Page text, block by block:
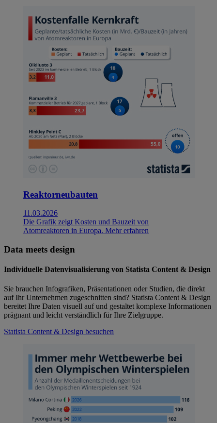
Reaktorneubauten
11.03.2026
Die Grafik zeigt Kosten und Bauzeit von
Atomreaktoren in Europa. Mehr erfahren
Data meets design
Individuelle Datenvisualisierung von Statista Content & Design
Sie brauchen Infografiken, Präsentationen oder Studien, die direkt
auf Ihr Unternehmen zugeschnitten sind? Statista Content & Design
bereitet Ihre Daten visuell auf und gestaltet komplexe Informationen
prägnant und leicht verständlich für Ihre Zielgruppe.
Statista Content & Design besuchen